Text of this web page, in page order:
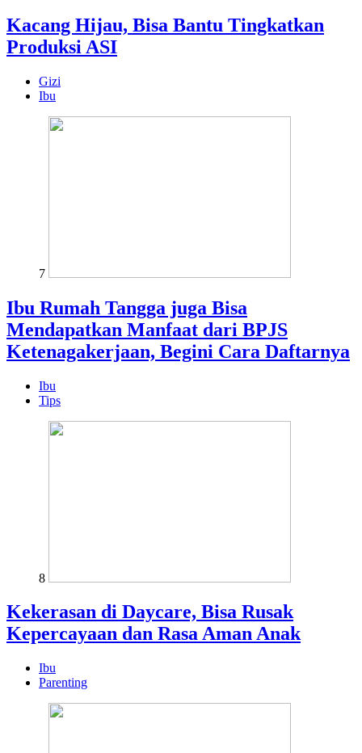
Kacang Hijau, Bisa Bantu Tingkatkan
Produksi ASI
Gizi
Ibu
7
Ibu Rumah Tangga juga Bisa
Mendapatkan Manfaat dari BPJS
Ketenagakerjaan, Begini Cara Daftarnya
Ibu
Tips
8
Kekerasan di Daycare, Bisa Rusak
Kepercayaan dan Rasa Aman Anak
Ibu
Parenting